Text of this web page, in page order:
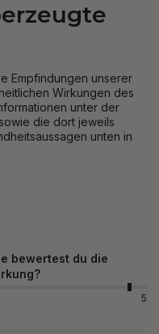
Empfindungen unserer
Wirkungen des
unter der
die dort jeweils
unten in
bewertest du die
5